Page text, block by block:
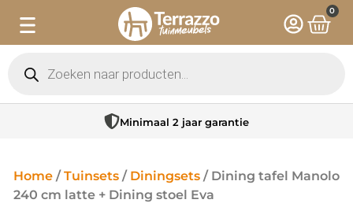
0
Minimaal 2 jaar garantie
Home / Tuinsets / Diningsets / Dining tafel Manolo
240 cm latte + Dining stoel Eva